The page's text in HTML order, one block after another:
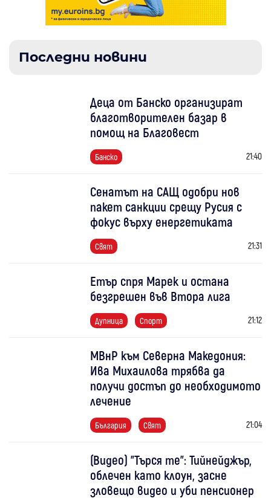
Последни новини
Деца от Банско организират
благотворителен базар в
помощ на Благовест
Банско 21:40
Сенатът на САЩ одобри нов
пакет санкции срещу Русия с
фокус върху енергетиката
Свят 21:31
Етър спря Марек и остана
безгрешен във Втора лига
Дупница Спорт 21:12
МВнР към Северна Македония:
Ива Михаилова трябва да
получи достъп до необходимото
лечение
България Свят 21:04
(Видео) "Търся те": Тийнейджър,
облечен като клоун, засне
зловещо видео и уби пенсионер